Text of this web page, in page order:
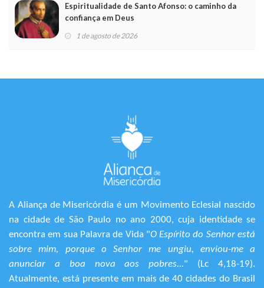
Espiritualidade de Santo Afonso: o caminho da
confiança em Deus
1 de agosto de 2026
A Aliança de Misericórdia é um Movimento Eclesial nascido
na cidade de São Paulo no ano 2000, cuja identidade se
encontra em sua Palavra de Vida "O Espírito do Senhor está
sobre mim, porque o Senhor me ungiu, enviou-me a
anunciar a boa nova aos pobres..." (Lc 4,18-19).
Atualmente, está presente em mais de 40 cidades do Brasil